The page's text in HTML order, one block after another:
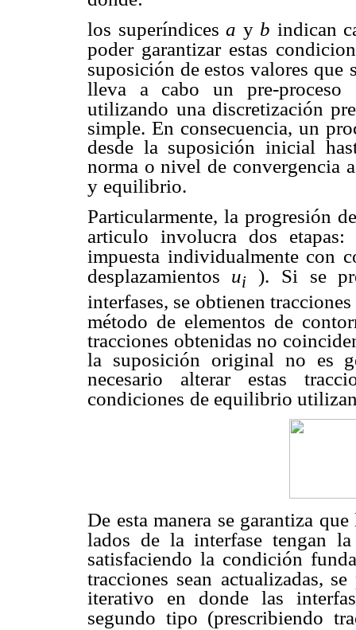
los superíndicesa y b indican
poder garantizar estas
suposición de estos valores que
lleva a cabo un
pre-
utilizando una discretización
simple. En consecuencia, un
desde la suposición inicial
norma o nivel de convergencia
y equilibrio.
Particularmente, la progresión
articulo involucra dos
impuesta individualmente con
desplazamientos ui ).
Si se
interfases, se obtienen tracciones
método de elementos de
tracciones obtenidas no
la suposición original no es
necesario alterar estas
condiciones de equilibrio
De esta manera se garantiza
lados de la interfase tengan
satisfaciendo la condición
tracciones sean actualizadas,
iterativo en donde las
segundo tipo (prescribiendo